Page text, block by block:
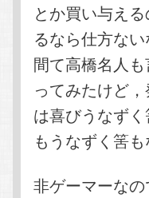
とか買い与え
るなら仕方な
間て高橋名人
ってみたけど
は喜びうなず
もうなずく筈も
非ゲーマーな